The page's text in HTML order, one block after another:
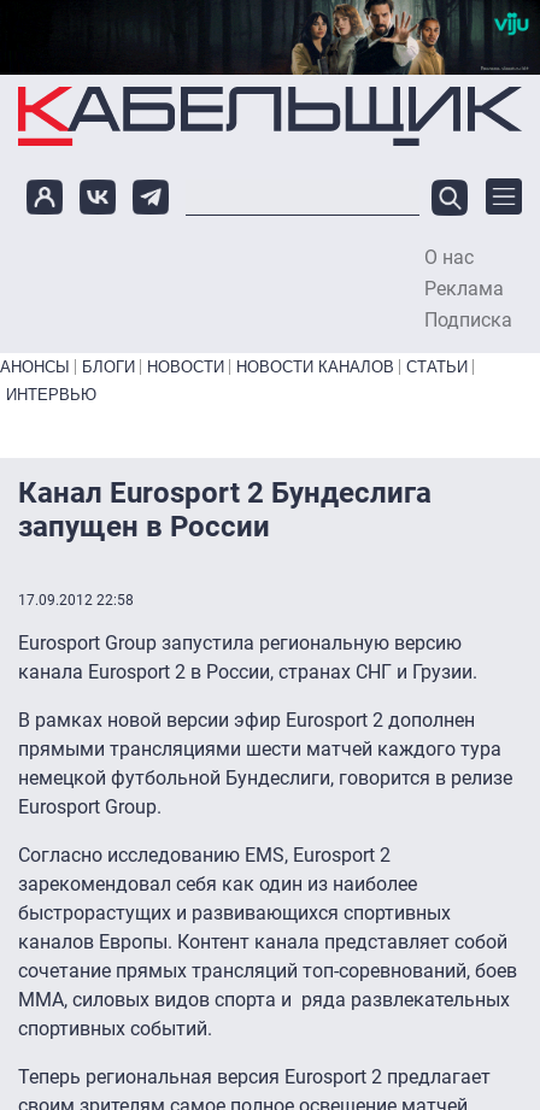
Перейти к основному содержанию
О нас
Реклама
Подписка
Primary links bottom
АНОНСЫ БЛОГИ НОВОСТИ НОВОСТИ КАНАЛОВ
СТАТЬИ
ИНТЕРВЬЮ
Канал Eurosport 2 Бундеслига
запущен в России
17.09.2012 22:58
Eurosport Group запустила региональную версию
канала Eurosport 2 в России, странах СНГ и Грузии.
В рамках новой версии эфир Eurosport 2 дополнен
прямыми трансляциями шести матчей каждого тура
немецкой футбольной Бундеслиги, говорится в релизе
Eurosport Group.
Согласно исследованию EMS, Eurosport 2
зарекомендовал себя как один из наиболее
быстрорастущих и развивающихся спортивных
каналов Европы. Контент канала представляет собой
сочетание прямых трансляций топ-соревнований, боев
MMA, силовых видов спорта и ряда развлекательных
спортивных событий.
Теперь региональная версия Eurosport 2 предлагает